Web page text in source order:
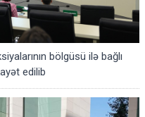
bölgüsü ilə bağlı
edilib